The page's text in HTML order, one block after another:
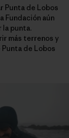
Punta de Lobos
Fundación aún
punta.
más terrenos y
de Lobos